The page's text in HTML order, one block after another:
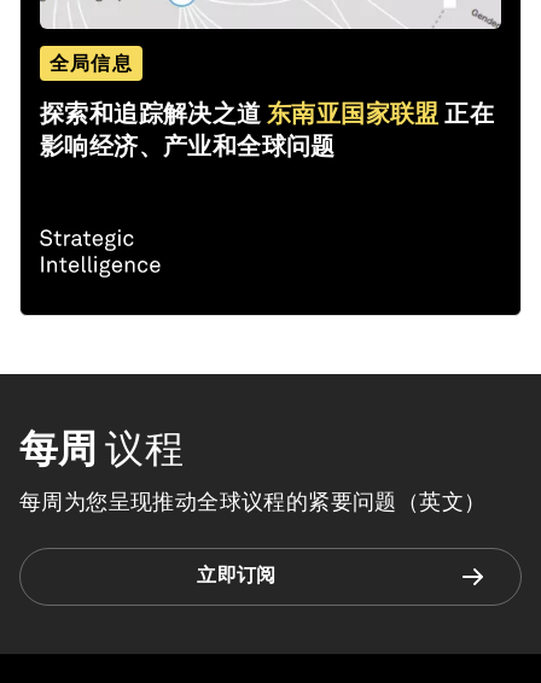
全局信息
探索和追踪解决之道 东南亚国家联盟 正在
影响经济、产业和全球问题
每周 议程
每周为您呈现推动全球议程的紧要问题（英文）
立即订阅